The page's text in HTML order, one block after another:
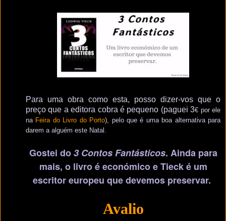
Para uma obra como esta, posso dizer-vos que o
preço que a editora cobra é pequeno (paguei3€ por ele
na Feira do Livro do Porto), pelo que é uma boa alternativa para
darem a alguém este Natal.
Gostei do3 Contos Fantásticos. Ainda para
mais, o livro é económico e Tieck é um
escritor europeu que devemos preservar.
Avalio